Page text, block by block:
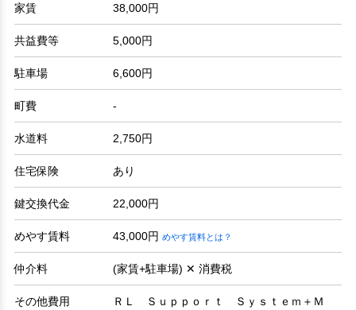
家賃 38,000円
共益費等 5,000円
駐車場 6,600円
町費 -
水道料 2,750円
住宅保険 あり
鍵交換代金 22,000円
めやす賃料 43,000円 めやす賃料とは？
仲介料 (家賃+駐車場) ✕ 消費税
その他費用
ＲＬ Ｓｕｐｐｏｒｔ Ｓｙｓｔｅｍ＋Ｍ